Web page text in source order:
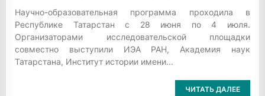
Научно-образовательная программа проходила в
Республике Татарстан с 28 июня по 4 июля.
Организаторами исследовательской площадки
совместно выступили ИЭА РАН, Академия наук
Татарстана, Институт истории имени...
ЧИТАТЬ ДАЛЕЕ